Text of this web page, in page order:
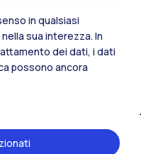
in qualsiasi
sua interezza. In
dei dati, i dati
possono ancora